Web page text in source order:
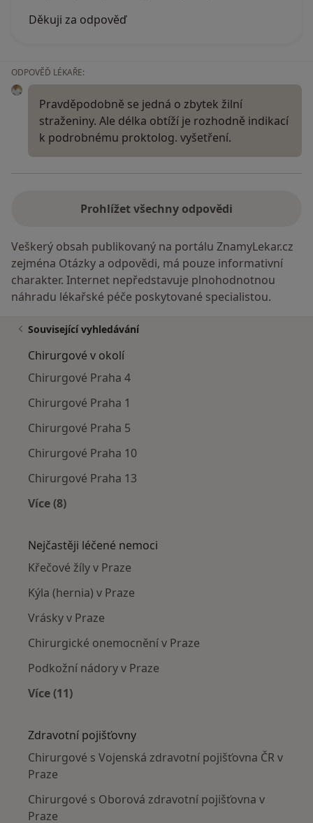
Děkuji za odpověď
ODPOVĚĎ LÉKAŘE:
Pravděpodobně se jedná o zbytek žilní
straženiny. Ale délka obtíží je rozhodně indikací
k podrobnému proktolog. vyšetření.
Prohlížet všechny odpovědi
Veškerý obsah publikovaný na portálu ZnamyLekar.cz
zejména Otázky a odpovědi, má pouze informativní
charakter. Internet nepředstavuje plnohodnotnou
náhradu lékařské péče poskytované specialistou.
Související vyhledávání
Chirurgové v okolí
Chirurgové Praha 4
Chirurgové Praha 1
Chirurgové Praha 5
Chirurgové Praha 10
Chirurgové Praha 13
Více (8)
Nejčastěji léčené nemoci
Křečové žíly v Praze
Kýla (hernia) v Praze
Vrásky v Praze
Chirurgické onemocnění v Praze
Podkožní nádory v Praze
Více (11)
Zdravotní pojišťovny
Chirurgové s Vojenská zdravotní pojišťovna ČR v
Praze
Chirurgové s Oborová zdravotní pojišťovna v
Praze